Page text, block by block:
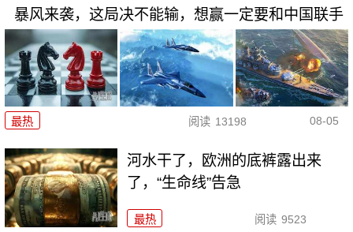
暴风来袭，这局决不能输，想赢一定要和中国联手
最热 阅读 13198 08-05
河水干了，欧洲的底裤露出来
了，“生命线”告急
最热 阅读 9523